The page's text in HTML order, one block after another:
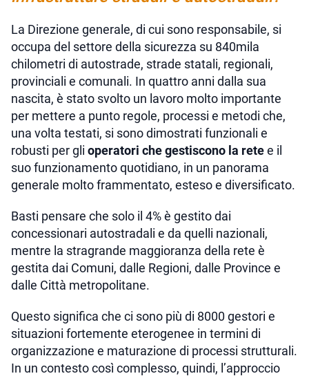
La Direzione generale, di cui sono responsabile, si
occupa del settore della sicurezza su 840mila
chilometri di autostrade, strade statali, regionali,
provinciali e comunali. In quattro anni dalla sua
nascita, è stato svolto un lavoro molto importante
per mettere a punto regole, processi e metodi che,
una volta testati, si sono dimostrati funzionali e
robusti per gli operatori che gestiscono la retee il
suo funzionamento quotidiano, in un panorama
generale molto frammentato, esteso e diversificato.
Basti pensare che solo il 4% è gestito dai
concessionari autostradali e da quelli nazionali,
mentre la stragrande maggioranza della rete è
gestita dai Comuni, dalle Regioni, dalle Province e
dalle Città metropolitane.
Questo significa che ci sono più di 8000 gestori e
situazioni fortemente eterogenee in termini di
organizzazione e maturazione di processi strutturali.
In un contesto così complesso, quindi, l’approccio